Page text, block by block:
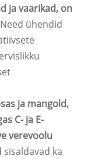
ja vaarikad, on
Need ühendid
ja mangold,
C- ja E-
verevoolu
ka